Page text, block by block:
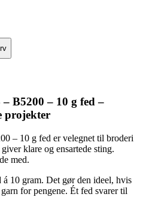
B5200 – 10 g fed –
projekter
– 10 g fed er velegnet til broderi
klare og ensartede sting.
med.
10 gram. Det gør den ideel, hvis
for pengene. Ét fed svarer til